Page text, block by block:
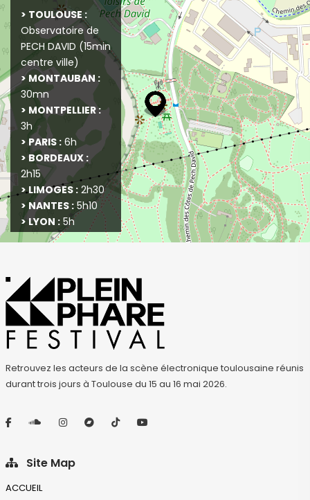
> TOULOUSE :
Observatoire de
PECH DAVID (15min
centre ville)
> MONTAUBAN :
30mn
> MONTPELLIER :
3h
> PARIS : 6h
> BORDEAUX :
2h15
> LIMOGES : 2h30
> NANTES : 5h10
> LYON : 5h
> PAU : 2h30
2h30
> ALBI : 1h
Leaflet
Retrouvez les acteurs de la scène électronique toulousaine réunis
durant trois jours à Toulouse du 15 au 16 mai 2026.
Site Map
ACCUEIL